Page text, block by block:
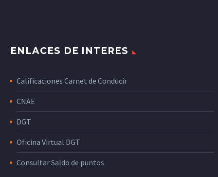
ENLACES DE INTERES
Calificaciones Carnet de Conducir
CNAE
DGT
Oficina Virtual DGT
Consultar Saldo de puntos